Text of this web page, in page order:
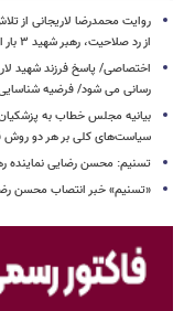
روایت محمدرضا لاریجانی از
از رد صلاحیت، رهبر شهید ۳ بار از شورای نگهبان ابراز نارضایتی کردند
اختصاصی/ پاسخ فرزند شهید
رسانی می شود/ فرضیه
بیانیه مجلس خطاب به پزشکیان
سیاست‌های کلی بر هر دو روش
تسنیم: محسن رضایی نماینده
«تسنیم» خبر انتصاب محسن